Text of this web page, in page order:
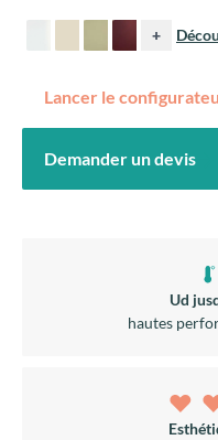
+
Lancer le
Demander un devis
Ud
hautes